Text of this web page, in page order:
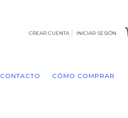
CREAR CUENTA INICIAR SESIÓN
CONTACTO CÓMO COMPRAR